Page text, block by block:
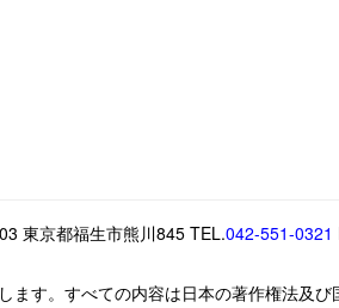
東京都福生市熊川845 TEL.042-551-0321
す。すべての内容は日本の著作権法及び